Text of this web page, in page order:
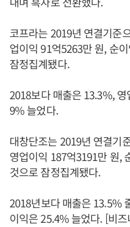
코프라는 2019년 연결기준
업이익 91억5263만 원, 순
잠정집계됐다.
2018보다 매출은 13.3%,
9% 늘었다.
대창단조는 2019년 연결기
영업이익 187억3191만 원,
것으로 잠정집계됐다.
2018년보다 매출은 13.5%
이익은 25.4% 늘었다. [비